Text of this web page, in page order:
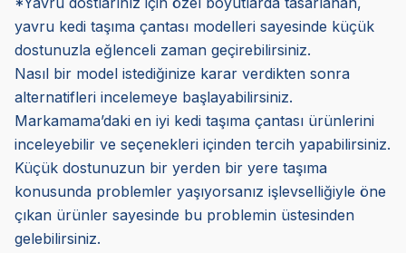
yavru kedi taşıma çantası modelleri sayesinde küçük
dostunuzla eğlenceli zaman geçirebilirsiniz.
Nasıl bir model istediğinize karar verdikten sonra
alternatifleri incelemeye başlayabilirsiniz.
Markamama’daki en iyi kedi taşıma çantası ürünlerini
inceleyebilir ve seçenekleri içinden tercih yapabilirsiniz.
Küçük dostunuzun bir yerden bir yere taşıma
konusunda problemler yaşıyorsanız işlevselliğiyle öne
çıkan ürünler sayesinde bu problemin üstesinden
gelebilirsiniz.